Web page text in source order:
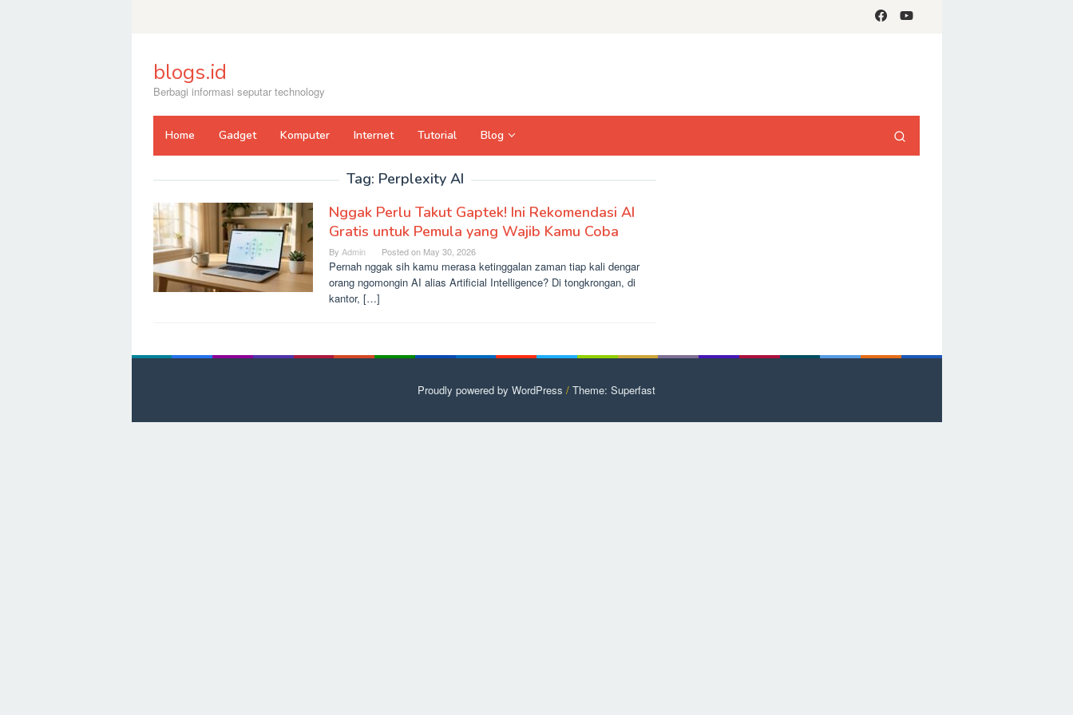
blogs.id
Berbagi informasi seputar technology
Home Gadget Komputer Internet Tutorial Blog
Tag: Perplexity AI
Nggak Perlu Takut Gaptek! Ini Rekomendasi AI
Gratis untuk Pemula yang Wajib Kamu Coba
By Admin Posted on May 30, 2026
Pernah nggak sih kamu merasa ketinggalan zaman tiap kali dengar
orang ngomongin AI alias Artificial Intelligence? Di tongkrongan, di
kantor, […]
Proudly powered by WordPress / Theme: Superfast